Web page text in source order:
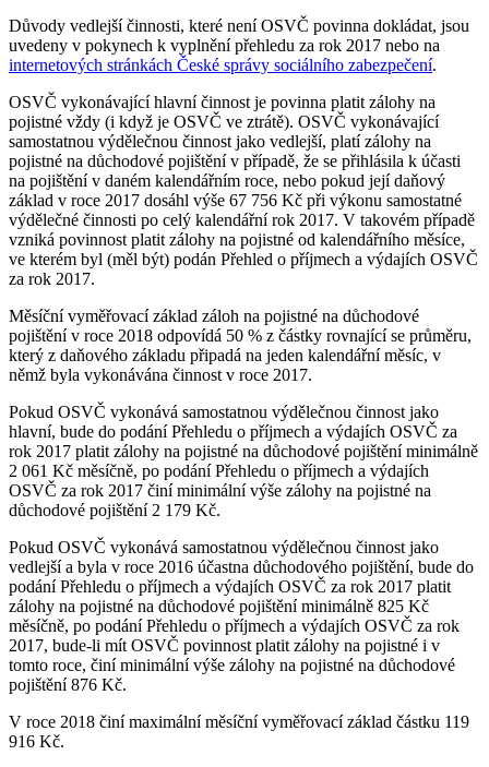
Důvody vedlejší činnosti, které není OSVČ povinna dokládat, jsou
uvedeny v pokynech k vyplnění přehledu za rok 2017 nebo na
internetových stránkách České správy sociálního zabezpečení.
OSVČ vykonávající hlavní činnost je povinna platit zálohy na
pojistné vždy (i když je OSVČ ve ztrátě). OSVČ vykonávající
samostatnou výdělečnou činnost jako vedlejší, platí zálohy na
pojistné na důchodové pojištění v případě, že se přihlásila k účasti
na pojištění v daném kalendářním roce, nebo pokud její daňový
základ v roce 2017 dosáhl výše 67 756 Kč při výkonu samostatné
výdělečné činnosti po celý kalendářní rok 2017. V takovém případě
vzniká povinnost platit zálohy na pojistné od kalendářního měsíce,
ve kterém byl (měl být) podán Přehled o příjmech a výdajích OSVČ
za rok 2017.
Měsíční vyměřovací základ záloh na pojistné na důchodové
pojištění v roce 2018 odpovídá 50 % z částky rovnající se průměru,
který z daňového základu připadá na jeden kalendářní měsíc, v
němž byla vykonávána činnost v roce 2017.
Pokud OSVČ vykonává samostatnou výdělečnou činnost jako
hlavní, bude do podání Přehledu o příjmech a výdajích OSVČ za
rok 2017 platit zálohy na pojistné na důchodové pojištění minimálně
2 061 Kč měsíčně, po podání Přehledu o příjmech a výdajích
OSVČ za rok 2017 činí minimální výše zálohy na pojistné na
důchodové pojištění 2 179 Kč.
Pokud OSVČ vykonává samostatnou výdělečnou činnost jako
vedlejší a byla v roce 2016 účastna důchodového pojištění, bude do
podání Přehledu o příjmech a výdajích OSVČ za rok 2017 platit
zálohy na pojistné na důchodové pojištění minimálně 825 Kč
měsíčně, po podání Přehledu o příjmech a výdajích OSVČ za rok
2017, bude-li mít OSVČ povinnost platit zálohy na pojistné i v
tomto roce, činí minimální výše zálohy na pojistné na důchodové
pojištění 876 Kč.
V roce 2018 činí maximální měsíční vyměřovací základ částku 119
916 Kč.